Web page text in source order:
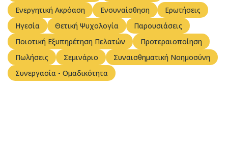
Ενεργητική Ακρόαση
Ενσυναίσθηση
Ερωτήσεις
Ηγεσία
Θετική Ψυχολογία
Παρουσιάσεις
Ποιοτική Εξυπηρέτηση Πελατών
Προτεραιοποίηση
Πωλήσεις
Σεμινάριο
Συναισθηματική Νοημοσύνη
Συνεργασία - Ομαδικότητα